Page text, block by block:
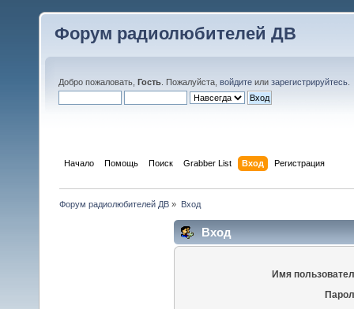
Форум радиолюбителей ДВ
Добро пожаловать, Гость . Пожалуйста, войдите или зарегистрируйтесь
Начало Помощь Поиск Grabber List Вход Регистрация
Форум радиолюбителей ДВ » Вход
Вход
Имя